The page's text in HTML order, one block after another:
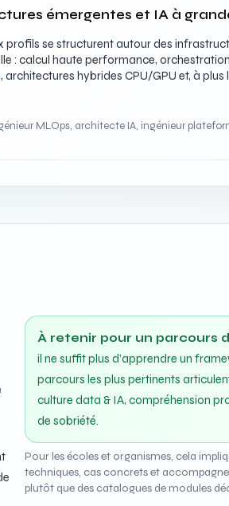
émergentes et IA à
profils se structurent autour des
: calcul haute performance,
architectures hybrides CPU/GPU et, à
MLOps, architecte IA, ingénieur
À retenir pour un parcours
il ne suffit plus d’apprendre un
parcours les plus pertinents
culture data & IA, compréhension
de sobriété.
Pour les écoles et organismes, cela
techniques, cas concrets et
plutôt que des catalogues de modules